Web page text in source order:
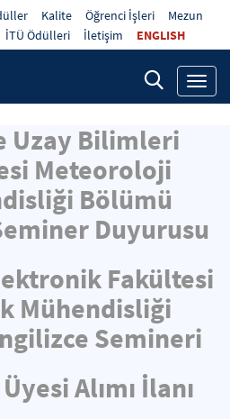
Kalite Öğrenci İşleri
Mezun
İTÜ Ödülleri İletişim ENGLISH
Uzay Bilimleri
Meteoroloji
Bölümü
Duyurusu
Fakültesi
Mühendisliği
Semineri
Alımı İlanı